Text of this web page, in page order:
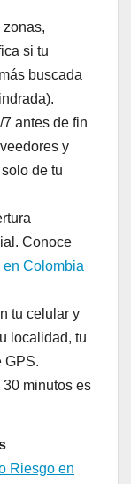
zonas,
si tu
buscada
antes de fin
y
de tu
Conoce
Colombia
tu celular y
localidad, tu
GPS.
minutos es
Riesgo en